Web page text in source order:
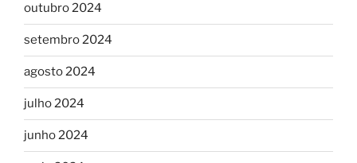
outubro 2024
setembro 2024
agosto 2024
julho 2024
junho 2024